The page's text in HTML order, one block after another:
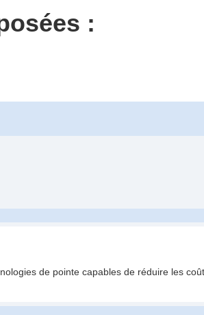
:
de pointe capables de réduire les